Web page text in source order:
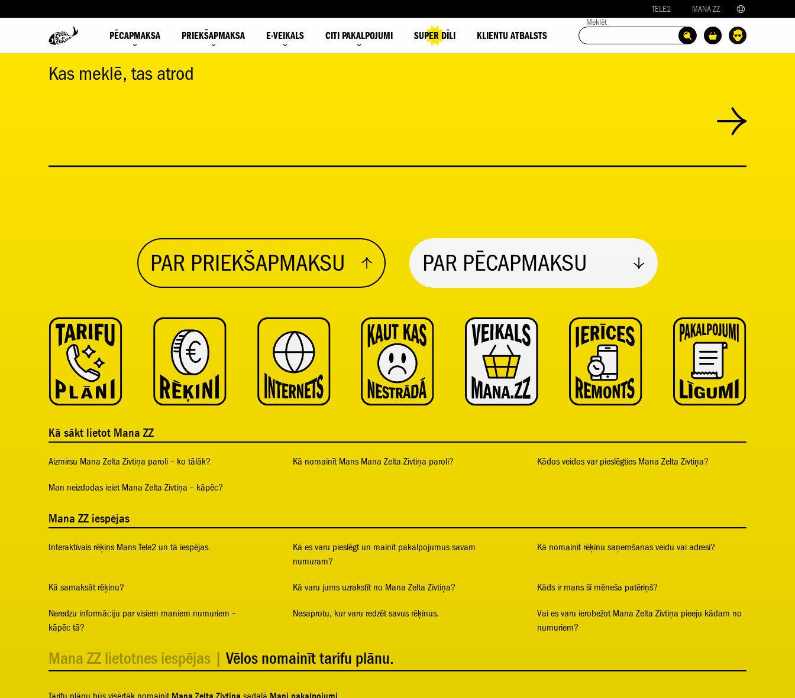
TELE2 MANA ZZ
PĒCAPMAKSA PRIEKŠAPMAKSA E-VEIKALS CITI PAKALPOJUMI SUPER DĪLI KLIENTU ATBALSTS
Meklēt
Kas meklē, tas atrod
PAR PRIEKŠAPMAKSU PAR PĒCAPMAKSU
Kā sākt lietot Mana ZZ
Aizmirsu Mana Zelta Zivtiņa paroli – ko tālāk? Kā nomainīt Mans Mana Zelta Zivtiņa paroli? Kādos veidos var pieslēgties Mana Zelta Zivtiņa?
Man neizdodas ieiet Mana Zelta Zivtiņa – kāpēc?
Mana ZZ iespējas
Interaktīvais rēķins Mans Tele2 un tā iespējas.
Kā es varu pieslēgt un mainīt pakalpojumus savam
numuram?
Kā nomainīt rēķinu saņemšanas veidu vai adresi?
Kā samaksāt rēķinu? Kā varu jums uzrakstīt no Mana Zelta Zivtiņa? Kāds ir mans šī mēneša patēriņš?
Neredzu informāciju par visiem maniem numuriem –
kāpēc tā?
Nesaprotu, kur varu redzēt savus rēķinus.
Vai es varu ierobežot Mana Zelta Zivtiņa pieeju kādam no
numuriem?
Mana ZZ lietotnes iespējas | Vēlos nomainīt tarifu plānu.